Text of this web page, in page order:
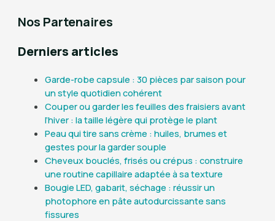
Nos Partenaires
Derniers articles
Garde-robe capsule : 30 pièces par saison pour
un style quotidien cohérent
Couper ou garder les feuilles des fraisiers avant
l’hiver : la taille légère qui protège le plant
Peau qui tire sans crème : huiles, brumes et
gestes pour la garder souple
Cheveux bouclés, frisés ou crépus : construire
une routine capillaire adaptée à sa texture
Bougie LED, gabarit, séchage : réussir un
photophore en pâte autodurcissante sans
fissures